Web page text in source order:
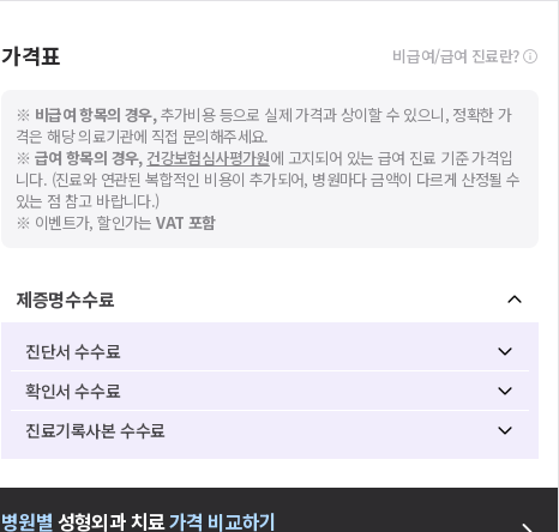
가격표 비급여/급여 진료란?
※ 비급여 항목의 경우,추가비용 등으로 실제 가격과 상이할 수 있으니, 정확한 가
격은 해당 의료기관에 직접 문의해주세요.
※ 급여 항목의 경우, 건강보험심사평가원에 고지되어 있는 급여 진료 기준 가격입
니다. (진료와 연관된 복합적인 비용이 추가되어, 병원마다 금액이 다르게 산정될 수
있는 점 참고 바랍니다.)
※ 이벤트가, 할인가는VAT 포함
제증명수수료
진단서 수수료
확인서 수수료
진료기록사본 수수료
병원별 성형외과치료가격 비교하기